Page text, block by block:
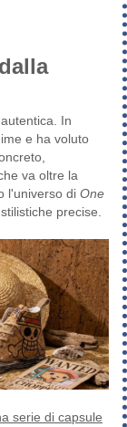
In
e ha voluto
va oltre la
l'universo di One
precise.
serie di capsule